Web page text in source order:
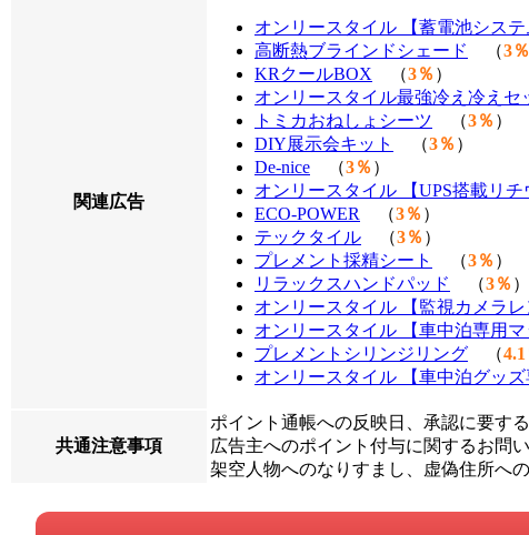
関連広告
オンリースタイル 【蓄電池システ
高断熱ブラインドシェード
（3％
KRクールBOX （3％ ）
オンリースタイル最強冷え冷えセ
トミカおねしょシーツ （3％ ）
DIY展示会キット
（3％ ）
De-nice （3％ ）
オンリースタイル 【UPS搭載リチ
ECO-POWER
（3％ ）
テックタイル （3％ ）
プレメント採精シート
（3％ ）
リラックスハンドパッド
（3％ ）
オンリースタイル 【監視カメラレ
オンリースタイル 【車中泊専用マ
プレメントシリンジリング （4.1
オンリースタイル 【車中泊グッズ
共通注意事項
ポイント通帳への反映日、承認に要す
広告主へのポイント付与に関するお問
架空人物へのなりすまし、虚偽住所へ